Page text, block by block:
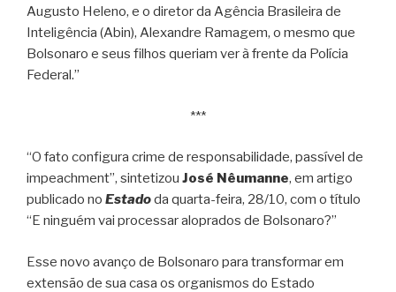
Augusto Heleno, e o diretor da Agência Brasileira de
Inteligência (Abin), Alexandre Ramagem, o mesmo que
Bolsonaro e seus filhos queriam ver à frente da Polícia
Federal.”
***
“O fato configura crime de responsabilidade, passível de
impeachment”, sintetizou José Nêumanne, em artigo
publicado no Estadoda quarta-feira, 28/10, com o título
“E ninguém vai processar aloprados de Bolsonaro?”
Esse novo avanço de Bolsonaro para transformar em
extensão de sua casa os organismos do Estado